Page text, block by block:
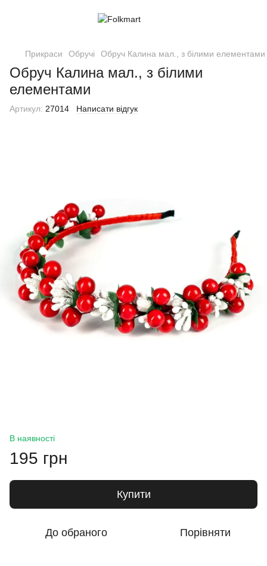
Прикраси Обручі Обруч Калина мал., з білими елементами
Обруч Калина мал., з білими
елементами
Артикул: 27014 Написати відгук
В наявності
195 грн
Купити
До обраного Порівняти